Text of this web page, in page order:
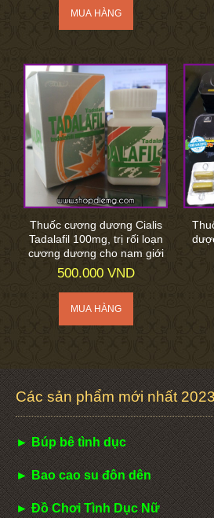
Thuốc cương dương Cialis
Tadalafil 100mg, trị rối loạn
cương dương cho nam giới
500.000 VND
Các sản phẩm mới nhất
► Búp bê tình dục
► Bao cao su đôn dên
► Đồ Chơi Tình Dục Nữ